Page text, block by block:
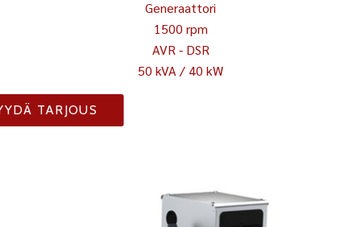
Generaattori
1500 rpm
AVR - DSR
50 kVA / 40 kW
TARJOUS